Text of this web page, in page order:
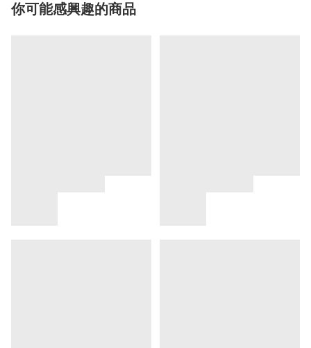
你可能感興趣的商品